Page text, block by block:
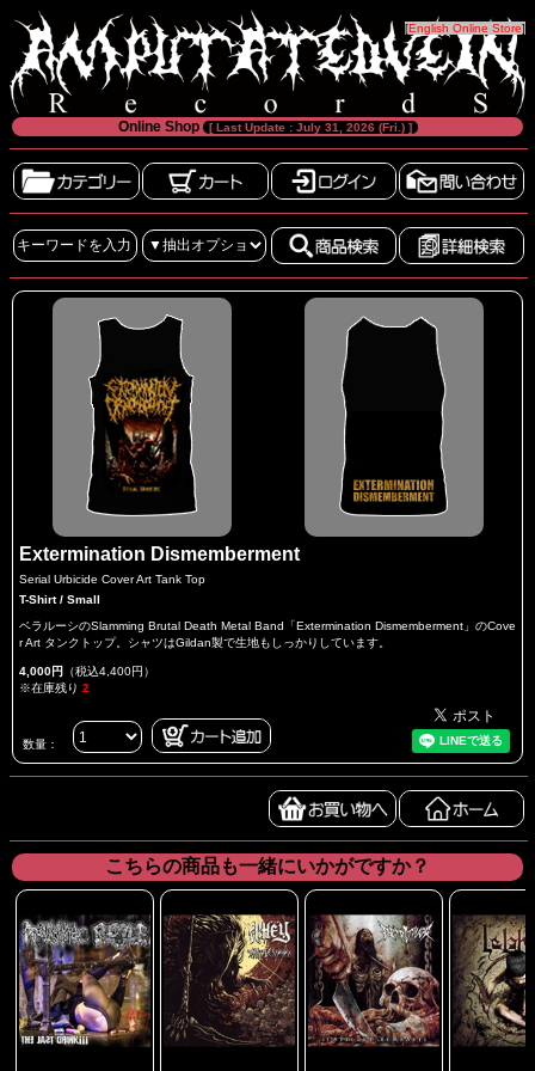
[English Online Store]
Online Shop [ Last Update : July 31, 2026 (Fri.) ]
Extermination Dismemberment
Serial Urbicide Cover Art Tank Top
T-Shirt / Small
ベラルーシのSlamming Brutal Death Metal Band「Extermination Dismemberment」のCove
r Art タンクトップ。シャツはGildan製で生地もしっかりしています。
4,000円 （税込4,400円）
※在庫残り 2
数量：
こちらの商品も一緒にいかがですか？